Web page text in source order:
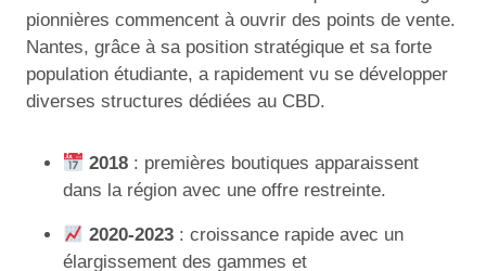
pionnières commencent à ouvrir des points de vente.
Nantes, grâce à sa position stratégique et sa forte
population étudiante, a rapidement vu se développer
diverses structures dédiées au CBD.
2018 : premières boutiques apparaissent
dans la région avec une offre restreinte.
2020-2023 : croissance rapide avec un
élargissement des gammes et